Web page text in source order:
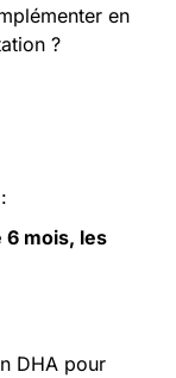
en
?
6 mois, les
DHA pour